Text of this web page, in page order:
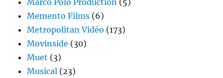
Memento Films (6)
Metropolitan Vidéo (173)
Movinside (30)
Muet (3)
Musical (23)